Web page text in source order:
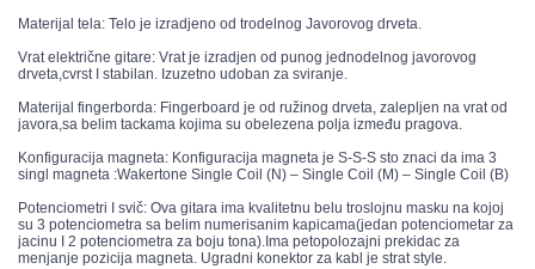
Materijal tela: Telo je izradjeno od trodelnog Javorovog drveta.
Vrat električne gitare: Vrat je izradjen od punog jednodelnog javorovog
drveta,cvrst I stabilan. Izuzetno udoban za sviranje.
Materijal fingerborda: Fingerboard je od ružinog drveta, zalepljen na vrat od
javora,sa belim tackama kojima su obelezena polja između pragova.
Konfiguracija magneta: Konfiguracija magneta je S-S-S sto znaci da ima 3
singl magneta :Wakertone Single Coil (N) – Single Coil (M) – Single Coil (B)
Potenciometri I svič: Ova gitara ima kvalitetnu belu troslojnu masku na kojoj
su 3 potenciometra sa belim numerisanim kapicama(jedan potenciometar za
jacinu I 2 potenciometra za boju tona).Ima petopolozajni prekidac za
menjanje pozicija magneta. Ugradni konektor za kabl je strat style.